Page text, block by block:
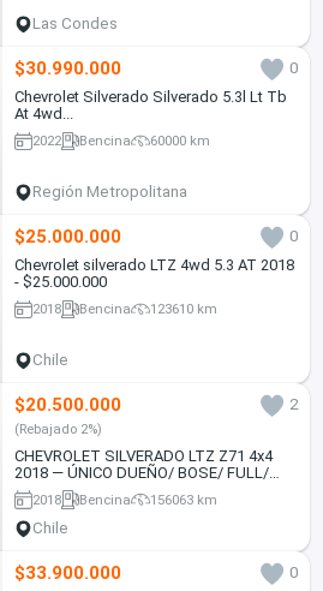
Las Condes
$30.990.000
0
Chevrolet Silverado Silverado 5.3l Lt Tb
At 4wd...
2022 Bencina 60000 km
Región Metropolitana
$25.000.000
0
Chevrolet silverado LTZ 4wd 5.3 AT 2018
- $25.000.000
2018 Bencina 123610 km
Chile
$20.500.000 2
(Rebajado 2%)
CHEVROLET SILVERADO LTZ Z71 4x4
2018 — ÚNICO DUEÑO/ BOSE/ FULL/
MANTENCIONES EN MARCA
2018 Bencina 156063 km
Chile
$33.900.000
0